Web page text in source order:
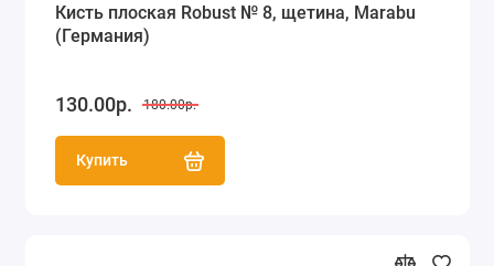
Кисть плоская Robust № 8, щетина, Marabu
(Германия)
130.00р. 180.00р.
Купить